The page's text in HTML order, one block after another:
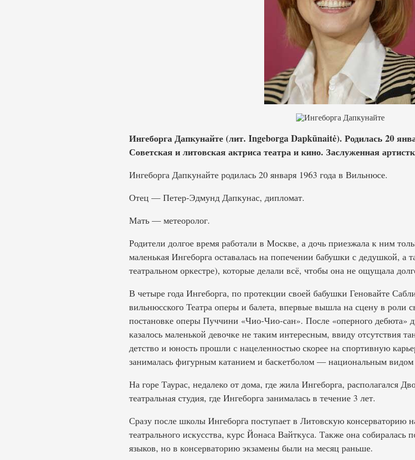
Ингеборга Дапкунайте (лит. Ingeborga Dapkūnaitė). Родилась 20
Советская и литовская актриса театра и кино. Заслуженная
Ингеборга Дапкунайте родилась 20 января 1963 года в Вильнюсе.
Отец — Петер-Эдмунд Дапкунас, дипломат.
Мать — метеоролог.
Родители долгое время работали в Москве, а дочь приезжала к ним
маленькая Ингеборга оставалась на попечении бабушки с дедушкой, а
театральном оркестре), которые делали всё, чтобы она не ощущала
В четыре года Ингеборга, по протекции своей бабушки Геновайте
вильнюсского Театра оперы и балета, впервые вышла на сцену в роли
постановке оперы Пуччини «Чио-Чио-сан». После «оперного дебюта»
казалось маленькой девочке не таким интересным, ввиду отсутствия
детство и юность прошли с нацеленностью скорее на спортивную
занималась фигурным катанием и баскетболом — национальным видом
На горе Таурас, недалеко от дома, где жила Ингеборга, располагался
театральная студия, где Ингеборга занималась в течение 3 лет.
Сразу после школы Ингеборга поступает в Литовскую консерваторию
театрального искусства, курс Йонаса Вайткуса. Также она собиралась
языков, но в консерваторию экзамены были на месяц раньше.